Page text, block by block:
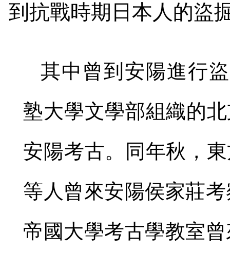
到抗戰時期日本人的盜
其中曾到安陽進行
塾大學文學部組織的
安陽考古。同年秋，
等人曾來安陽侯家莊
帝國大學考古學教室